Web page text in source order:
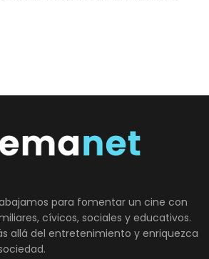
para fomentar un cine con
cívicos, sociales y educativos.
allá del entretenimiento y enriquezca